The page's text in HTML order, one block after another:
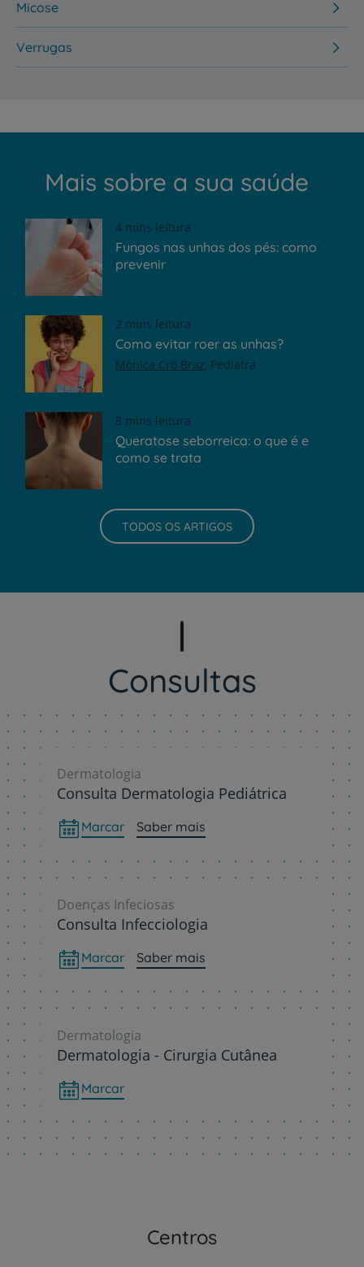
Micose
Verrugas
Mais sobre a sua saúde
4 mins leitura
Fungos nas unhas dos pés: como
prevenir
2 mins leitura
Como evitar roer as unhas?
Mónica Cró Braz Pediatra
8 mins leitura
Queratose seborreica: o que é e
como se trata
TODOS OS ARTIGOS
Consultas
Dermatologia
Consulta Dermatologia Pediátrica
Marcar Saber mais
Doenças Infeciosas
Consulta Infecciologia
Marcar Saber mais
Dermatologia
Dermatologia - Cirurgia Cutânea
Marcar
Centros